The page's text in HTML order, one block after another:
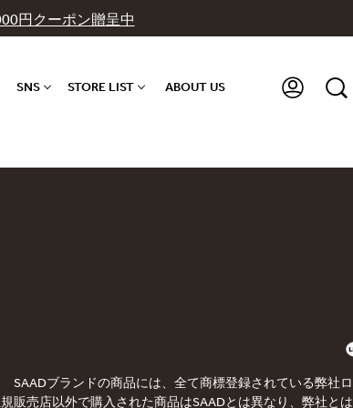
円クーポン贈呈中
SNS STORE LIST ABOUT US
SAADブランドの商品には、全て商標登録されている弊社
販売店以外で購入された商品はSAADとは異なり、弊社と